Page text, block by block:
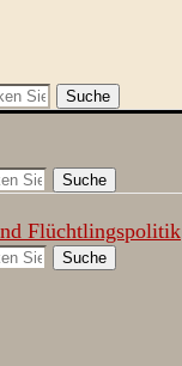
Suche
Suche
Flüchtlingspolitik
Suche